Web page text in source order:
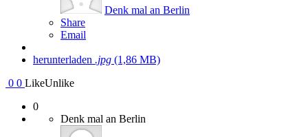
Denk mal an Berlin
Share
Email
herunterladen .jpg (1,86 MB)
0 0 LikeUnlike
0
Denk mal an Berlin